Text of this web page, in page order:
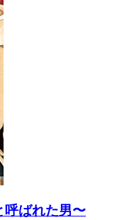
呼ばれた男〜